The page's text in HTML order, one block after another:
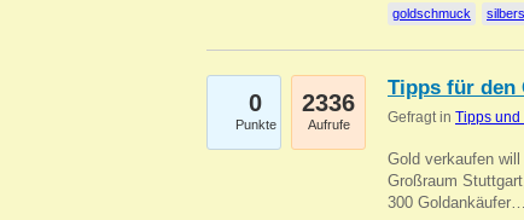
goldschmuck
0
Punkte
2336
Aufrufe
Tipps für den
Gefragt in Tipps und
Gold verkaufen
Großraum
300 Goldankäufer…